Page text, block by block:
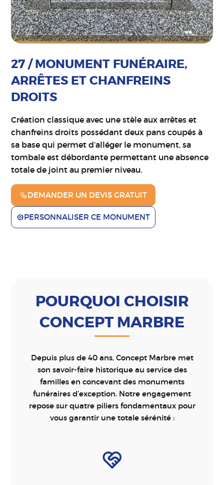
27 / MONUMENT FUNÉRAIRE,
ARRÊTES ET CHANFREINS
DROITS
Création classique avec une stèle aux arrêtes et
chanfreins droits possédant deux pans coupés à
sa base qui permet d’alléger le monument, sa
tombale est débordante permettant une absence
totale de joint au premier niveau.
DEMANDER UN DEVIS GRATUIT
PERSONNALISER CE MONUMENT
POURQUOI CHOISIR
CONCEPT MARBRE
Depuis plus de 40 ans, Concept Marbre met
son savoir-faire historique au service des
familles en concevant des monuments
funéraires d’exception. Notre engagement
repose sur quatre piliers fondamentaux pour
vous garantir une totale sérénité :